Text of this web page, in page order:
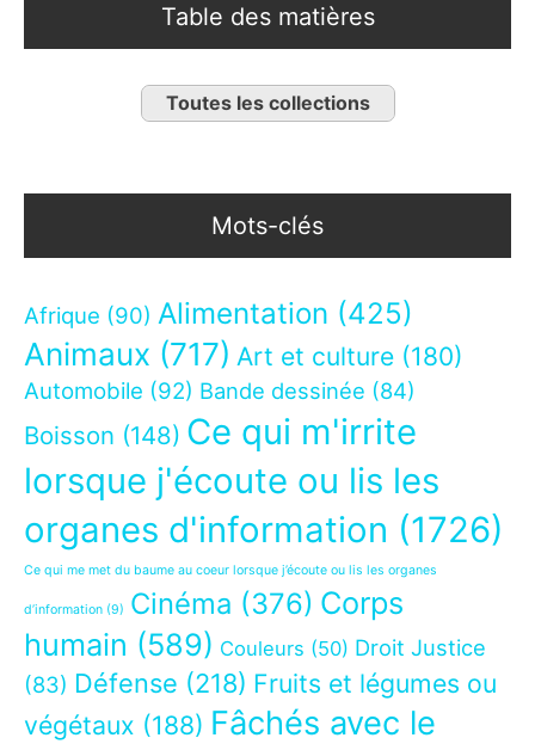
Table des matières
Toutes les collections
Mots-clés
Afrique (90) Alimentation (425)
Animaux (717) Art et culture (180)
Automobile (92) Bande dessinée (84)
Boisson (148) Ce qui m'irrite
lorsque j'écoute ou lis les
organes d'information (1726)
Ce qui me met du baume au coeur lorsque j’écoute ou lis les organes
d’information (9) Cinéma (376) Corps
humain (589) Couleurs (50) Droit Justice
(83) Défense (218) Fruits et légumes ou
végétaux (188) Fâchés avec le